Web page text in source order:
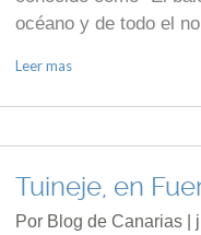
océano y de todo el
Leer mas
Tuineje, en
Por Blog de Canarias |